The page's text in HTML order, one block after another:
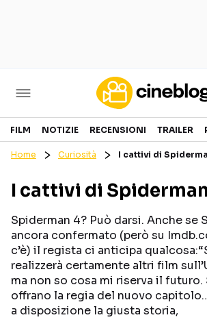
Cinema
GENERI
PERSONAGGI
CANALI
Categorie
NOTIZIE
CURIOSITÀ
TRAILER
BOX
FILM NOTIZIE RECENSIONI TRAILER
Home Curiosità I cattivi di
I cattivi di
Spiderman 4? Può darsi. Anche se
ancora confermato (però su
c’è) il regista ci anticipa
realizzerà certamente altri film
ma non so cosa mi riserva il futuro.
offrano la regia del nuovo
a disposizione la giusta storia,